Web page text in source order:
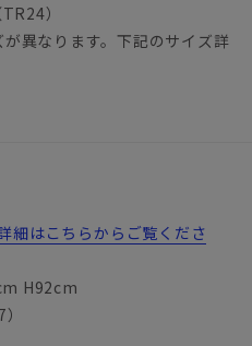
）
異なります。下記のサイズ詳
細はこちらからご覧くださ
H92cm